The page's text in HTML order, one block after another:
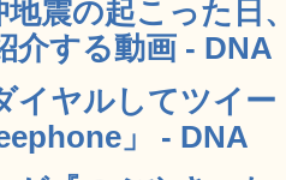
地震の起こった日
介する動画 - DNA
イヤルしてツイ
」 - DNA